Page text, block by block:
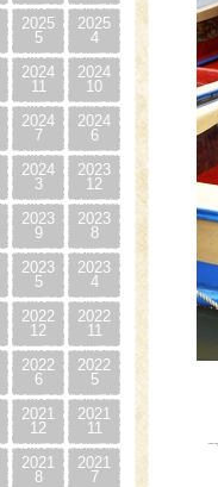
2025
5
2025
4
2024
11
2024
10
2024
7
2024
6
2024
3
2023
12
2023
9
2023
8
2023
5
2023
4
2022
12
2022
11
2022
6
2022
5
2021
12
2021
11
2021
8
2021
7